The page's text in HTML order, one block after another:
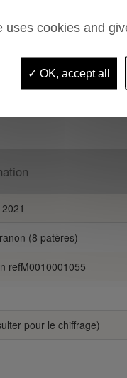
(8 patères)
refM0010001055
pour le chiffrage)
uses cookies and
OK, accept all